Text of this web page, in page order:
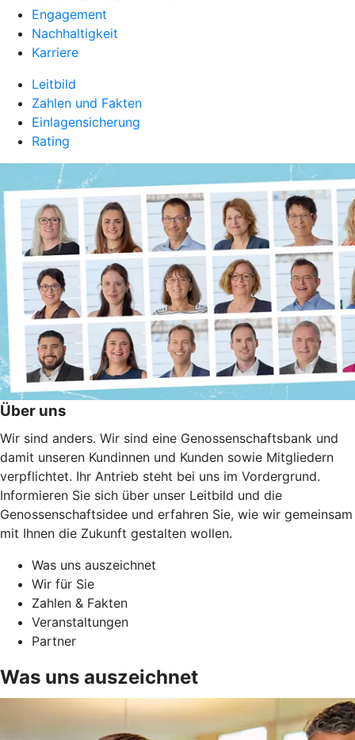
Engagement
Nachhaltigkeit
Karriere
Leitbild
Zahlen und Fakten
Einlagensicherung
Rating
Über uns
Wir sind anders. Wir sind eine Genossenschaftsbank und
damit unseren Kundinnen und Kunden sowie Mitgliedern
verpflichtet. Ihr Antrieb steht bei uns im Vordergrund.
Informieren Sie sich über unser Leitbild und die
Genossenschaftsidee und erfahren Sie, wie wir gemeinsam
mit Ihnen die Zukunft gestalten wollen.
Was uns auszeichnet
Wir für Sie
Zahlen & Fakten
Veranstaltungen
Partner
Was uns auszeichnet